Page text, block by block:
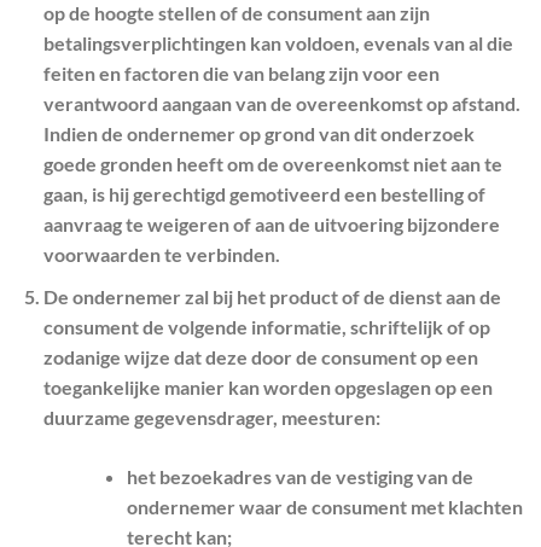
op de hoogte stellen of de consument aan zijn
betalingsverplichtingen kan voldoen, evenals van al die
feiten en factoren die van belang zijn voor een
verantwoord aangaan van de overeenkomst op afstand.
Indien de ondernemer op grond van dit onderzoek
goede gronden heeft om de overeenkomst niet aan te
gaan, is hij gerechtigd gemotiveerd een bestelling of
aanvraag te weigeren of aan de uitvoering bijzondere
voorwaarden te verbinden.
De ondernemer zal bij het product of de dienst aan de
consument de volgende informatie, schriftelijk of op
zodanige wijze dat deze door de consument op een
toegankelijke manier kan worden opgeslagen op een
duurzame gegevensdrager, meesturen:
het bezoekadres van de vestiging van de
ondernemer waar de consument met klachten
terecht kan;